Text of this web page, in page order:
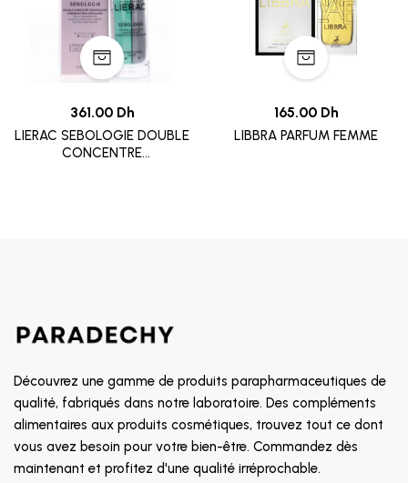
361.00 Dh
LIERAC SEBOLOGIE DOUBLE
CONCENTRE
165.00 Dh
LIBBRA PARFUM FEMME
Découvrez une gamme de produits parapharmaceutiques de
qualité, fabriqués dans notre laboratoire. Des compléments
alimentaires aux produits cosmétiques, trouvez tout ce dont
vous avez besoin pour votre bien-être. Commandez dès
maintenant et profitez d'une qualité irréprochable.